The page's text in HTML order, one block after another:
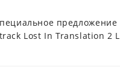
предложение
Lost In Translation 2